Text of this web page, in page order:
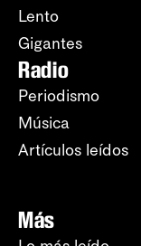
Lento
Gigantes
Radio
Periodismo
Música
Artículos leídos
Más